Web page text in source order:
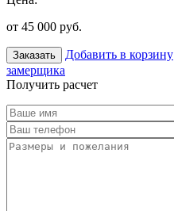
от 45 000 руб.
Заказать Добавить в корзину
замерщика
Получить расчет